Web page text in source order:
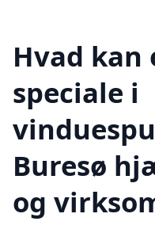
Hvad
speciale i
Buresø
og